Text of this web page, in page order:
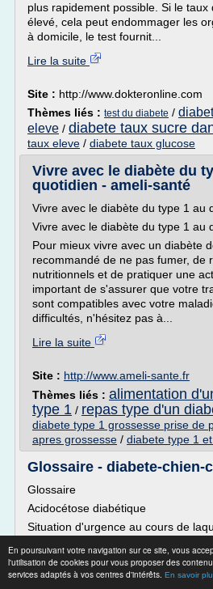
En poursuivant votre navigation sur ce site, vous
l'utilisation de cookies pour vous proposer des
services adaptés à vos centres d'intérêts. En savoir
plus rapidement possible. Si le
élevé, cela peut endommager les
à domicile, le test fournit...
Lire la suite
Site : http://www.dokteronline.com
Thèmes liés : test du diabete /
eleve / diabete taux sucre
taux eleve / diabete taux glucose
Vivre avec le diabète du
quotidien - ameli-santé
Vivre avec le diabète du type 1 au
Vivre avec le diabète du type 1 au
Pour mieux vivre avec un diabète
recommandé de ne pas fumer, de
nutritionnels et de pratiquer une
important de s'assurer que votre
sont compatibles avec votre
difficultés, n'hésitez pas à...
Lire la suite
Site : http://www.ameli-sante.fr
Thèmes liés : alimentation
type 1 / repas type d'un
diabete type 1 grossesse prise de
apres grossesse / diabete type 1
Glossaire - diabete-chien-
Glossaire
Acidocétose diabétique
Situation d'urgence au cours de
concentrations en glucose sanguin
ainsi qu'un manque important en
alors la graisse pour lui fournir de